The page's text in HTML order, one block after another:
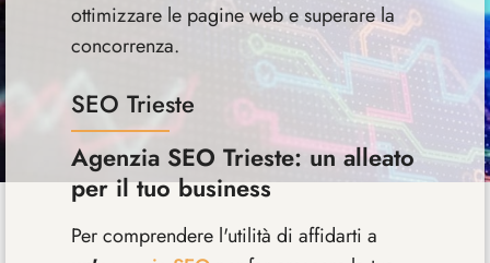
ottimizzare le pagine web e superare la
concorrenza.
SEO Trieste
Agenzia SEO Trieste: un alleato
per il tuo business
Per comprendere l'utilità di affidarti a